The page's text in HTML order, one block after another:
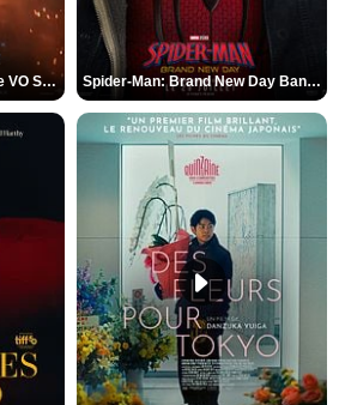
L'Odyssée Bande-annonce VO STFR Spider-Man: Brand New Day Bande-annonce VO STFR